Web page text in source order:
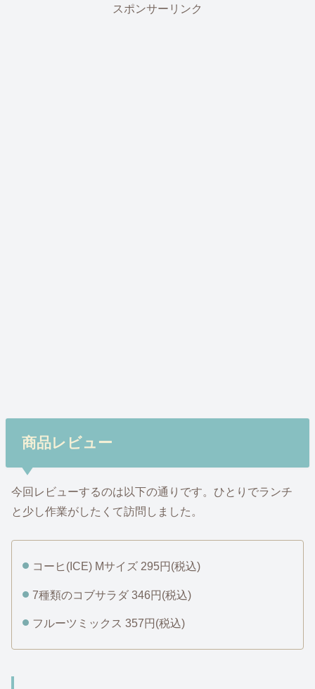
スポンサーリンク
商品レビュー
今回レビューするのは以下の通りです。ひとりでランチ
と少し作業がしたくて訪問しました。
コーヒ(ICE) Mサイズ 295円(税込)
7種類のコブサラダ 346円(税込)
フルーツミックス 357円(税込)